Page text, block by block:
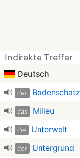
Indirekte Treffer
Deutsch
der Bodenschatz
das Milieu
die Unterwelt
der Untergrund